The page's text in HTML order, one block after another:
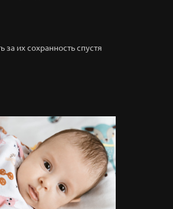
их сохранность спустя